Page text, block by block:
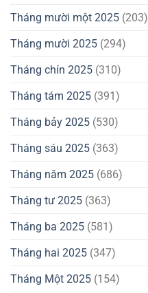
Tháng mười một 2025 (203)
Tháng mười 2025 (294)
Tháng chín 2025 (310)
Tháng tám 2025 (391)
Tháng bảy 2025 (530)
Tháng sáu 2025 (363)
Tháng năm 2025 (686)
Tháng tư 2025 (363)
Tháng ba 2025 (581)
Tháng hai 2025 (347)
Tháng Một 2025 (154)